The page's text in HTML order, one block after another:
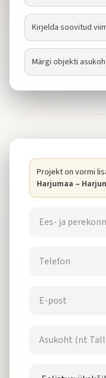
Kirjelda soovitud
Märgi objekti
Projekt on vormi
Harjumaa –